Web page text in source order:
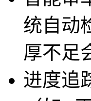
统自动
厚不足
进度追